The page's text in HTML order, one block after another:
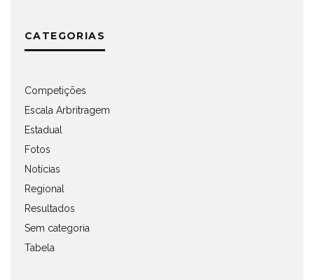
CATEGORIAS
Competições
Escala Arbritragem
Estadual
Fotos
Notícias
Regional
Resultados
Sem categoria
Tabela